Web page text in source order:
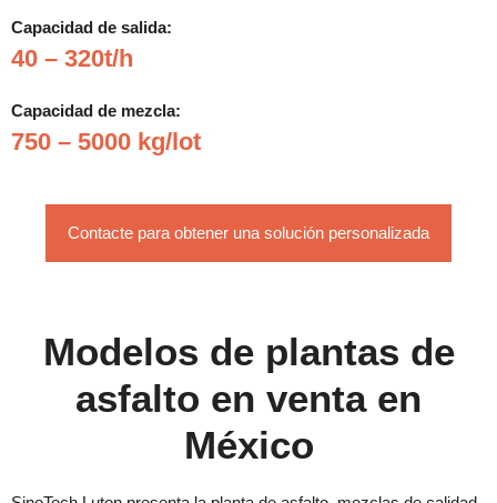
Capacidad de salida:
40 – 320t/h
Capacidad de mezcla:
750 – 5000 kg/lot
Contacte para obtener una solución personalizada
Modelos de plantas de
asfalto en venta en
México